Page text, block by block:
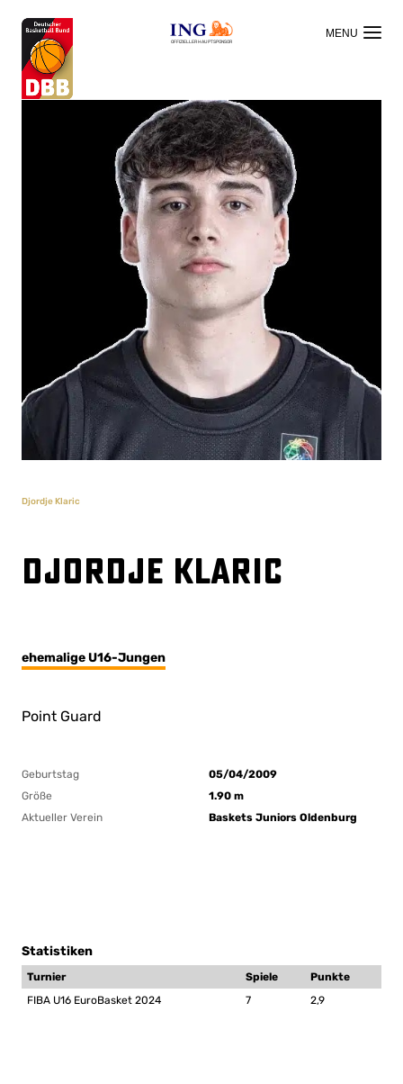
OFFIZIELLER HAUPTSPONSOR
Djordje Klaric
Djordje Klaric
ehemalige U16-Jungen
Point Guard
Geburtstag
05/04/2009
Größe
1.90 m
Aktueller Verein
Baskets Juniors Oldenburg
Statistiken
Turnier Spiele
Punkte
FIBA U16 EuroBasket 2024
7 2,9